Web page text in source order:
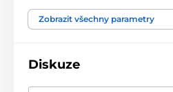
Zobrazit všechny parametry
Diskuze